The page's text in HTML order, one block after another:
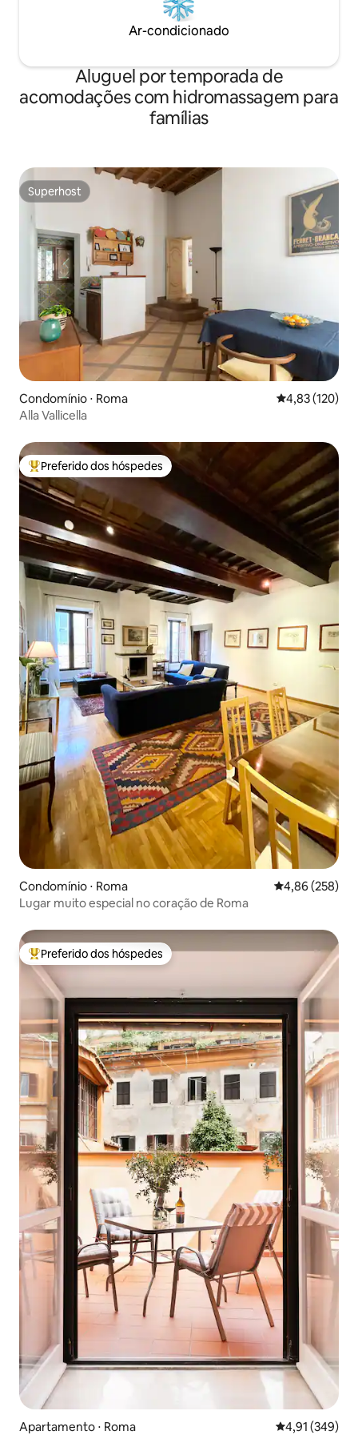
Ar-condicionado
Aluguel por temporada de
acomodações com hidromassagem para
famílias
Superhost
Superhost
Condomínio ⋅ Roma 4,83 de uma
4,83 (120)
Alla Vallicella
Entre os melhores preferidos dos hóspedes
Preferido dos hóspedes
Condomínio ⋅ Roma 4,86 de uma
4,86 (258)
Lugar muito especial no coração de Roma
Entre os melhores preferidos dos hóspedes
Preferido dos hóspedes
Apartamento ⋅ Roma 4,91 de uma
4,91 (349)